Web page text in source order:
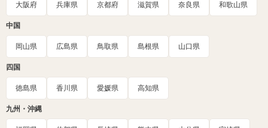
大阪府 兵庫県 京都府 滋賀県 奈良県 和歌山県
中国
岡山県 広島県 鳥取県 島根県 山口県
四国
徳島県 香川県 愛媛県 高知県
九州・沖縄